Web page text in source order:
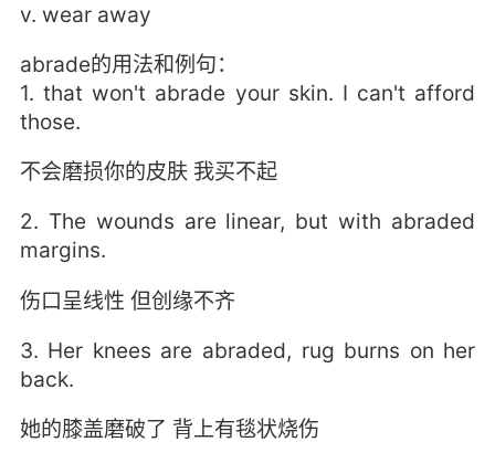
v. wear away
abrade的用法和例句：
1. that won't abrade your skin. I can't afford
those.
不会磨损你的皮肤 我买不起
2. The wounds are linear, but with abraded
margins.
伤口呈线性 但创缘不齐
3. Her knees are abraded, rug burns on her
back.
她的膝盖磨破了 背上有毯状烧伤